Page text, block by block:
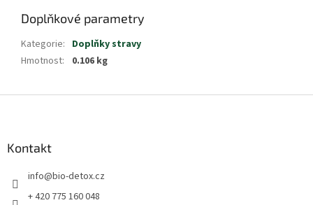
Doplňkové parametry
Kategorie: Doplňky stravy
Hmotnost: 0.106 kg
Kontakt
info@bio-detox.cz
+ 420 775 160 048